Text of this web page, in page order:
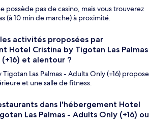
possède pas de casino, mais vous trouverez
(à 10 min de marche) à proximité.
activités proposées par
Hotel Cristina by Tigotan Las Palmas
et alentour ?
Las Palmas - Adults Only (+16) propose
et une salle de fitness.
dans l'hébergement Hotel
Las Palmas - Adults Only (+16) ou